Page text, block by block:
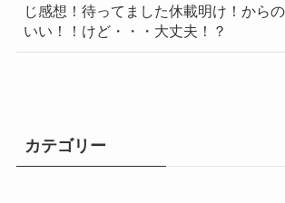
じ感想！待ってました休載明け！から
いい！！けど・・・大丈夫！？
カテゴリー